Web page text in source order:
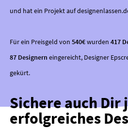
und hat ein Projekt auf
Für ein Preisgeld von 540€wurden 417
87 Designern eingereicht, Designer
gekürt.
Sichere auch Dir
erfolgreiches